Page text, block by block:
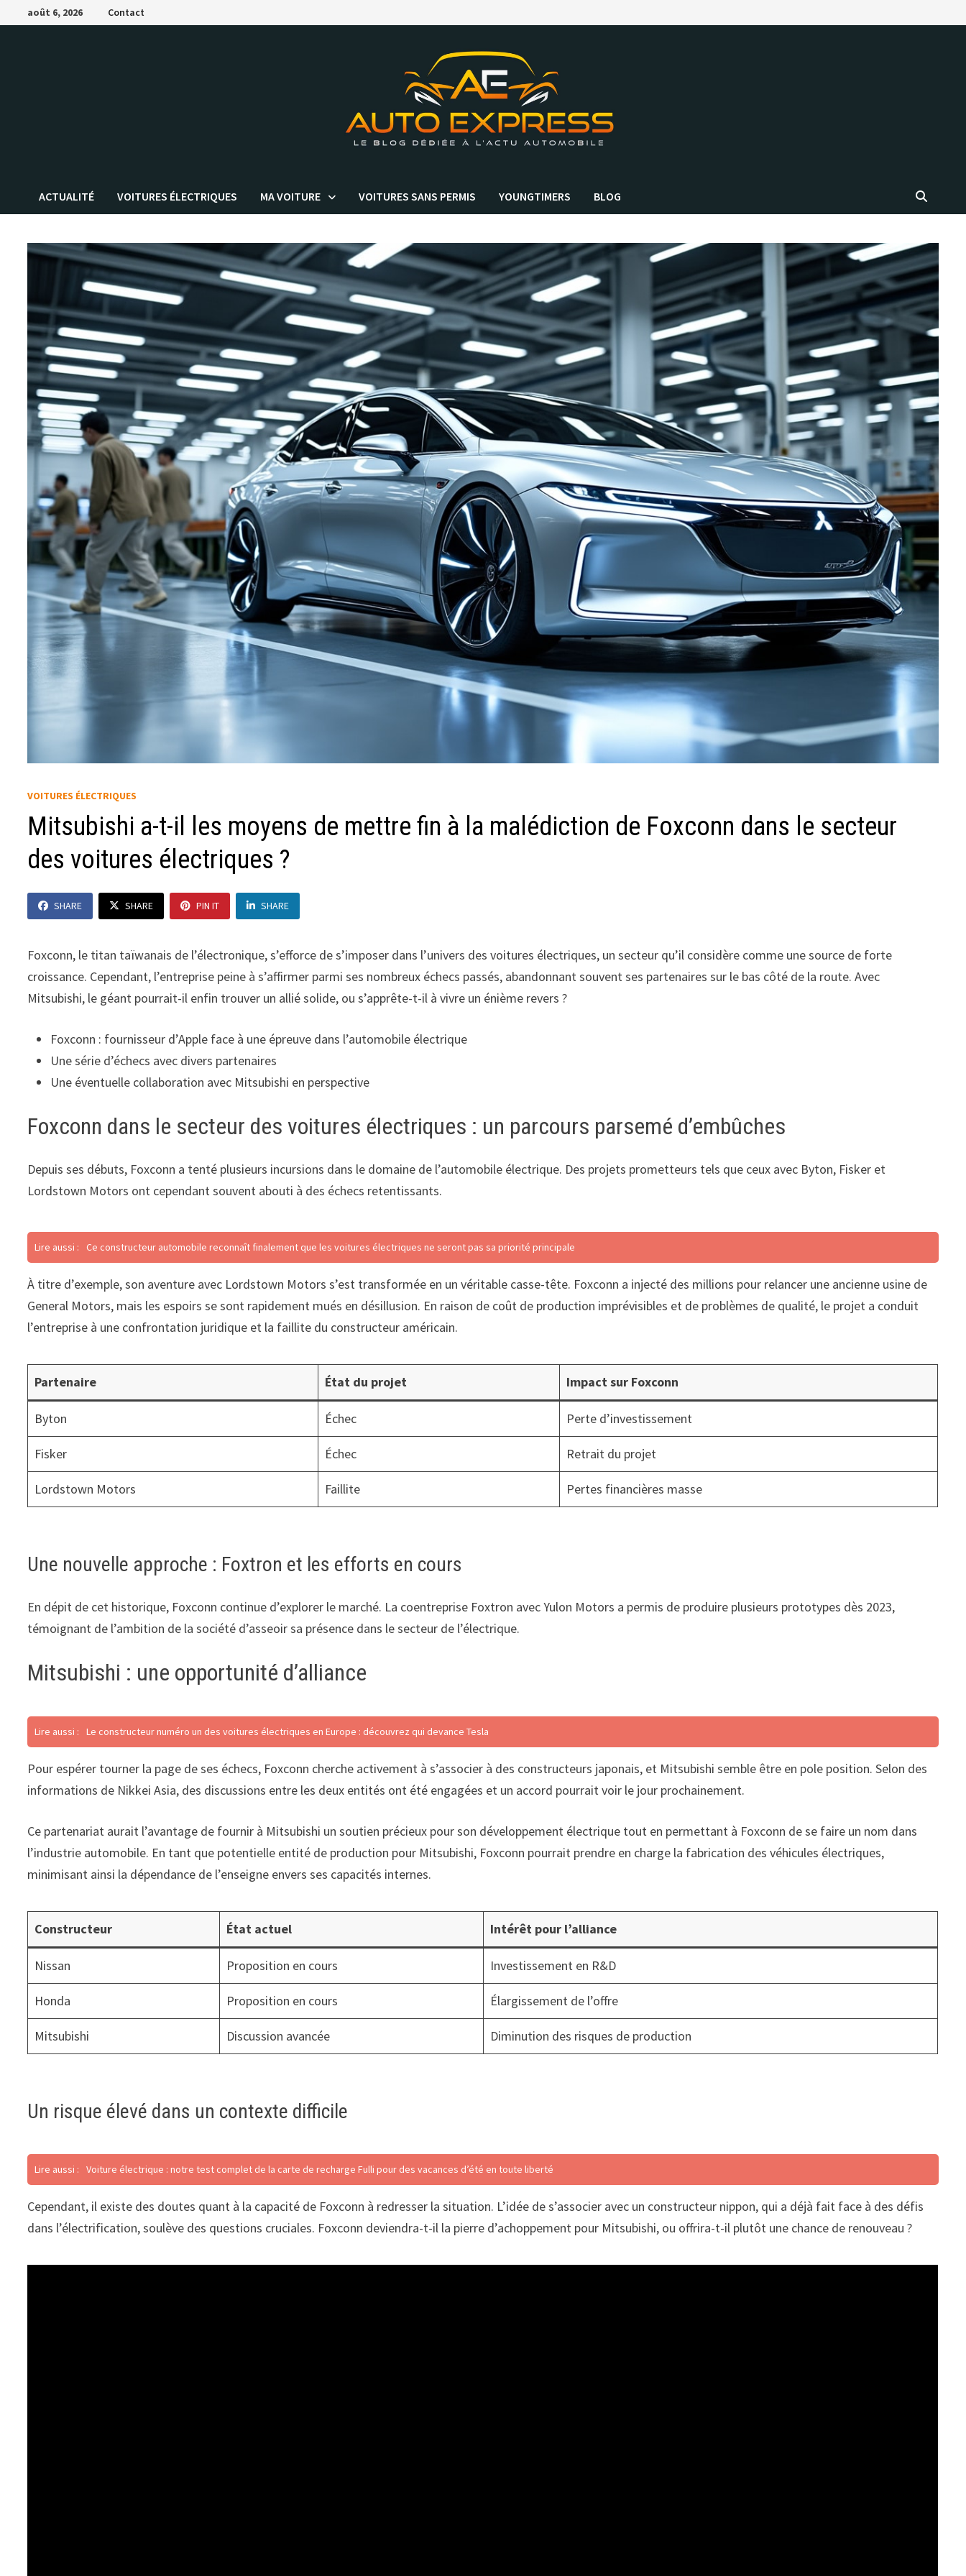
Passer
au
août 6, 2026 Contact
ACTUALITÉ VOITURES ÉLECTRIQUES MA VOITURE VOITURES SANS PERMIS YOUNGTIMERS BLOG
VOITURES ÉLECTRIQUES
Mitsubishi a-t-il les moyens de mettre fin à la malédiction de Foxconn dans le secteur
des voitures électriques ?
SHARE SHARE PIN IT SHARE
Foxconn, le titan taïwanais de l’électronique, s’efforce de s’imposer dans l’univers des voitures électriques, un secteur qu’il considère comme une source de forte
croissance. Cependant, l’entreprise peine à s’affirmer parmi ses nombreux échecs passés, abandonnant souvent ses partenaires sur le bas côté de la route. Avec
Mitsubishi, le géant pourrait-il enfin trouver un allié solide, ou s’apprête-t-il à vivre un énième revers ?
Foxconn : fournisseur d’Apple face à une épreuve dans l’automobile électrique
Une série d’échecs avec divers partenaires
Une éventuelle collaboration avec Mitsubishi en perspective
Foxconn dans le secteur des voitures électriques : un parcours parsemé d’embûches
Depuis ses débuts, Foxconn a tenté plusieurs incursions dans le domaine de l’automobile électrique. Des projets prometteurs tels que ceux avec Byton, Fisker et
Lordstown Motors ont cependant souvent abouti à des échecs retentissants.
Lire aussi : Ce constructeur automobile reconnaît finalement que les voitures électriques ne seront pas sa priorité principale
À titre d’exemple, son aventure avec Lordstown Motors s’est transformée en un véritable casse-tête. Foxconn a injecté des millions pour relancer une ancienne usine de
General Motors, mais les espoirs se sont rapidement mués en désillusion. En raison de coût de production imprévisibles et de problèmes de qualité, le projet a conduit
l’entreprise à une confrontation juridique et la faillite du constructeur américain.
Partenaire État du projet Impact sur Foxconn
Byton Échec Perte d’investissement
Fisker Échec Retrait du projet
Lordstown Motors Faillite Pertes financières masse
Une nouvelle approche : Foxtron et les efforts en cours
En dépit de cet historique, Foxconn continue d’explorer le marché. La coentreprise Foxtron avec Yulon Motors a permis de produire plusieurs prototypes dès 2023,
témoignant de l’ambition de la société d’asseoir sa présence dans le secteur de l’électrique.
Mitsubishi : une opportunité d’alliance
Lire aussi : Le constructeur numéro un des voitures électriques en Europe : découvrez qui devance Tesla
Pour espérer tourner la page de ses échecs, Foxconn cherche activement à s’associer à des constructeurs japonais, et Mitsubishi semble être en pole position. Selon des
informations de Nikkei Asia, des discussions entre les deux entités ont été engagées et un accord pourrait voir le jour prochainement.
Ce partenariat aurait l’avantage de fournir à Mitsubishi un soutien précieux pour son développement électrique tout en permettant à Foxconn de se faire un nom dans
l’industrie automobile. En tant que potentielle entité de production pour Mitsubishi, Foxconn pourrait prendre en charge la fabrication des véhicules électriques,
minimisant ainsi la dépendance de l’enseigne envers ses capacités internes.
Constructeur État actuel Intérêt pour l’alliance
Nissan Proposition en cours Investissement en R&D
Honda Proposition en cours Élargissement de l’offre
Mitsubishi Discussion avancée Diminution des risques de production
Un risque élevé dans un contexte difficile
Lire aussi : Voiture électrique : notre test complet de la carte de recharge Fulli pour des vacances d’été en toute liberté
Cependant, il existe des doutes quant à la capacité de Foxconn à redresser la situation. L’idée de s’associer avec un constructeur nippon, qui a déjà fait face à des défis
dans l’électrification, soulève des questions cruciales. Foxconn deviendra-t-il la pierre d’achoppement pour Mitsubishi, ou offrira-t-il plutôt une chance de renouveau ?